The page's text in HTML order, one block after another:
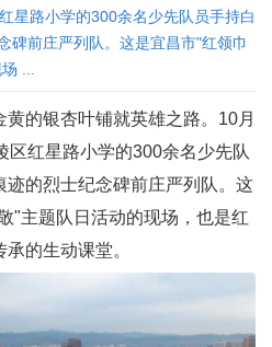
星路小学的300余名少先队员手持白
碑前庄严列队。这是宜昌市"红领巾
...
的银杏叶铺就英雄之路。10月
区红星路小学的300余名少先队
迹的烈士纪念碑前庄严列队。这
"主题队日活动的现场，也是红
的生动课堂。